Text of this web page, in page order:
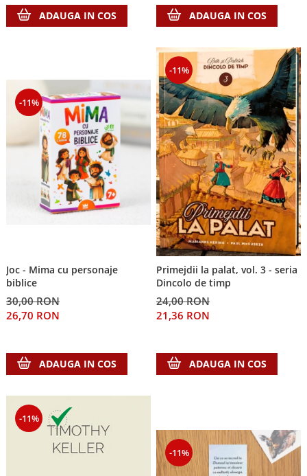
ADAUGA IN COS ADAUGA IN COS
-11%
Joc - Mima cu personaje
biblice
30,00 RON
26,70 RON
ADAUGA IN COS
-11%
Primejdii la palat, vol. 3 - seria
Dincolo de timp
24,00 RON
21,36 RON
ADAUGA IN COS
-11%
-11%